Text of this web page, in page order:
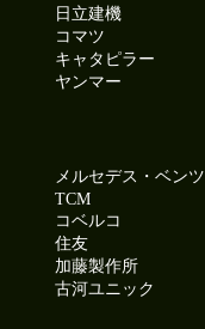
日立建機
コマツ
キャタピラー
ヤンマー
メルセデス・ベンツ
TCM
コベルコ
住友
加藤製作所
古河ユニック